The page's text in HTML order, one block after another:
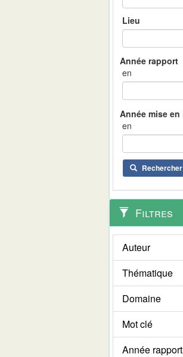
Lieu
en
en
Rechercher
Filtres
Auteur
Thématique
Domaine
Mot clé
Année rapport